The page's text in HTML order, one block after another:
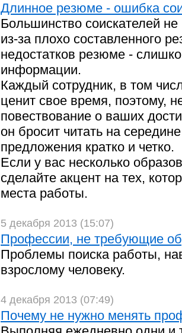
Длинное резюме - ошибка
Большинство соискателей
из-за плохо составленного
недостатков резюме -
информации.
Каждый сотрудник, в том
ценит свое время, поэтому,
повествование о ваших
он бросит читать на
предложения кратко и четко.
Если у вас несколько
сделайте акцент на тех,
места работы.
5 декабря 2013 (15:07)
Профессии, не требующие
Проблемы поиска работы,
взрослому человеку.
4 декабря 2013 (07:49)
Почему не нужно менять